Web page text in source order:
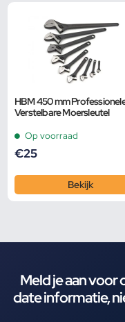
HBM 450 mm
Verstelbare Moersleutel
Op voorraad
€25
Bekijk
Meld je aan
date informatie,